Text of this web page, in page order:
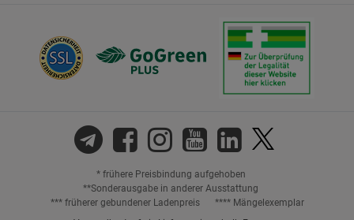
* frühere Preisbindung aufgehoben
**Sonderausgabe in anderer Ausstattung
*** früherer gebundener Ladenpreis
**** Mängelexemplar